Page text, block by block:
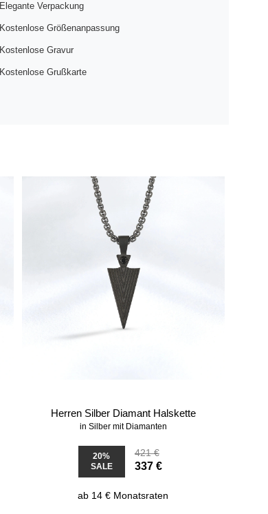
Elegante Verpackung
Kostenlose Größenanpassung
Kostenlose Gravur
Kostenlose Grußkarte
Herren Silber Diamant Halskette
in Silber mit Diamanten
20%
SALE
421 €
337 €
ab 14 € Monatsraten